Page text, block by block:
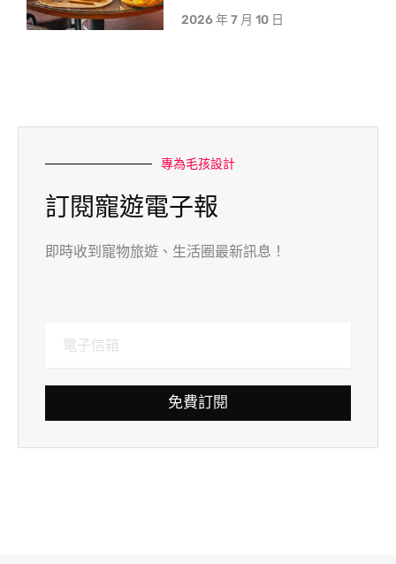
2026 年 7 月 10 日
專為毛孩設計
訂閱寵遊電子報
即時收到寵物旅遊、生活圈最新訊息！
免費訂閱